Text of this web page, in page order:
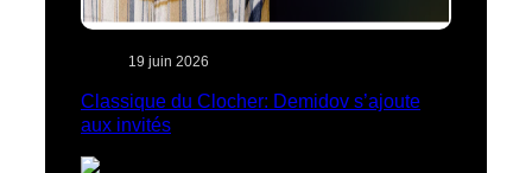
19 juin 2026
Classique du Clocher: Demidov s’ajoute
aux invités